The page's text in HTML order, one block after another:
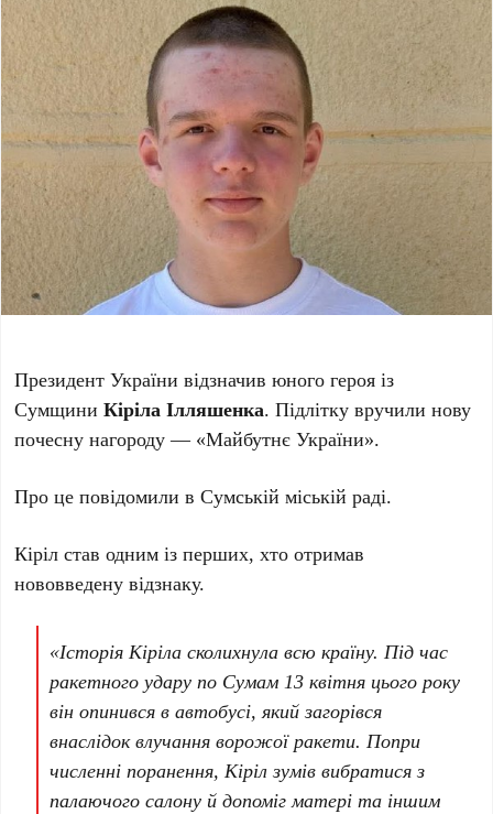
Президент України відзначив юного героя із
СумщиниКіріла Ілляшенка. Підлітку вручили нову
почесну нагороду — «Майбутнє України».
Про це повідомили в Сумській міській раді.
Кіріл став одним із перших, хто отримав
нововведену відзнаку.
«Історія Кіріла сколихнула всю країну. Під час
ракетного удару по Сумам 13 квітня цього року
він опинився в автобусі, який загорівся
внаслідок влучання ворожої ракети. Попри
численні поранення, Кіріл зумів вибратися з
палаючого салону й допоміг матері та іншим